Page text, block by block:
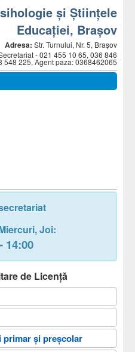
și Științele
Educației, Brașov
Adresa: Str. Turnului, Nr. 5, Brașov
- 021 455 10 65, 036 846
548 225, Agent paza: 0368462065
, Joi:
14:00
de Licență
primar și preșcolar